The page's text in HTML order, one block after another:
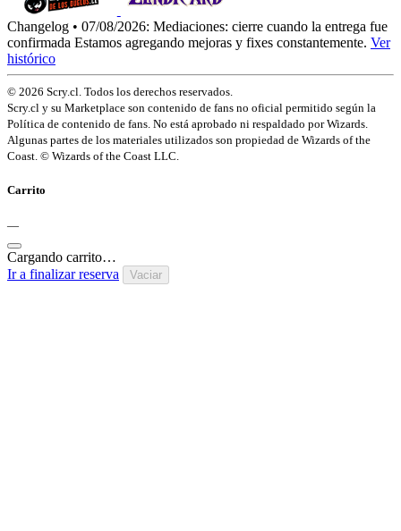
Changelog • 07/08/2026: Mediaciones: cierre cuando la entrega fue
confirmada Estamos agregando mejoras y fixes constantemente. Ver
histórico
© 2026 Scry.cl. Todos los derechos reservados.
Scry.cl y su Marketplace son contenido de fans no oficial permitido según la
Política de contenido de fans. No está aprobado ni respaldado por Wizards.
Algunas partes de los materiales utilizados son propiedad de Wizards of the
Coast. © Wizards of the Coast LLC.
Carrito
—
Cargando carrito…
Ir a finalizar reserva
Vaciar